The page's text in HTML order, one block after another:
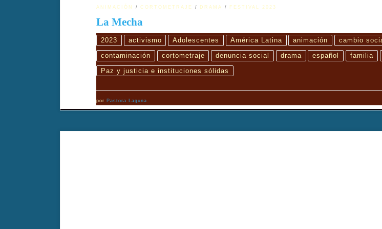
ANIMACIÓN CORTOMETRAJE DRAMA FESTIVAL 2023
La Mecha
2023 activismo Adolescentes América Latina animación cambio
contaminación cortometraje denuncia social drama español familia
Paz y justicia e instituciones sólidas
por Pastora Laguna